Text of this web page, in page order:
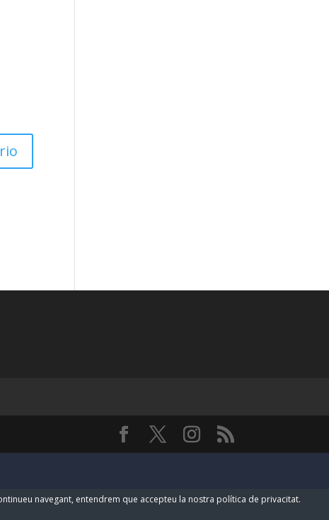
navegant, entendrem que accepteu la nostra política de privacitat.